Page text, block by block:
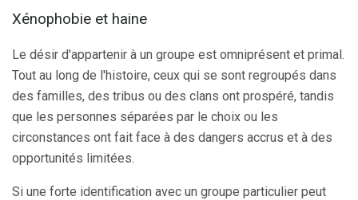
Xénophobie et haine
Le désir d'appartenir à un groupe est omniprésent et primal.
Tout au long de l'histoire, ceux qui se sont regroupés dans
des familles, des tribus ou des clans ont prospéré, tandis
que les personnes séparées par le choix ou les
circonstances ont fait face à des dangers accrus et à des
opportunités limitées.
Si une forte identification avec un groupe particulier peut